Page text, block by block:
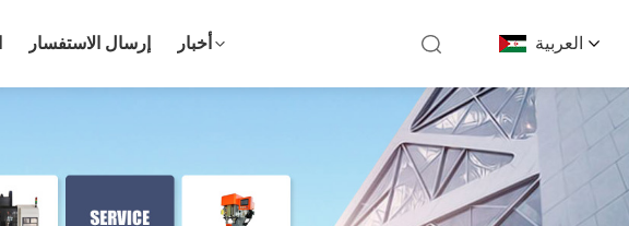
العربية إرسال الاستفسار أخبار